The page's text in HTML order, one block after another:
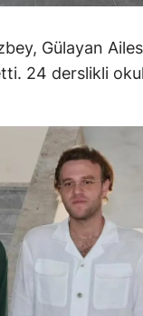
Gülayan
24 derslikli